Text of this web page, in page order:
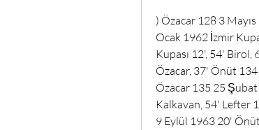
) Özacar 128 3
Ocak 1962 İzmir
Kupası 12', 54'
Özacar, 37' Önüt
Özacar 135 25
Kalkavan, 54' Lefter
9 Eylül 1963 20'